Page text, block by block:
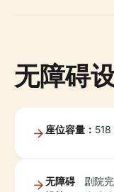
无障碍
座位容量： 518
无障碍
剧院